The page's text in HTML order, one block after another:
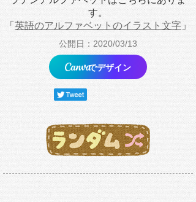
す。
「 英語のアルファベットのイラスト文字 」
公開日：2020/03/13
でデザイン